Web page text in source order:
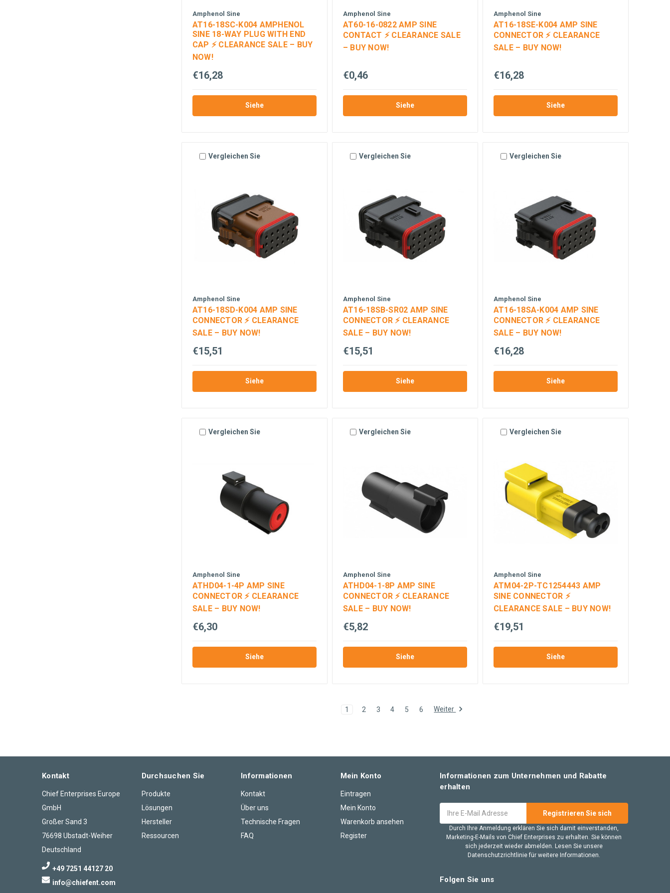
Amphenol Sine
AT16-18SC-K004 AMPHENOL
SINE 18-WAY PLUG WITH END
CAP ⚡ CLEARANCE SALE – BUY
NOW!
€16,28
Siehe
Amphenol Sine
AT60-16-0822 AMP SINE
CONTACT ⚡ CLEARANCE SALE
– BUY NOW!
€0,46
Siehe
Amphenol Sine
AT16-18SE-K004 AMP SINE
CONNECTOR ⚡ CLEARANCE
SALE – BUY NOW!
€16,28
Siehe
Vergleichen Sie
Amphenol Sine
AT16-18SD-K004 AMP SINE
CONNECTOR ⚡ CLEARANCE
SALE – BUY NOW!
€15,51
Siehe
Vergleichen Sie
Amphenol Sine
AT16-18SB-SR02 AMP SINE
CONNECTOR ⚡ CLEARANCE
SALE – BUY NOW!
€15,51
Siehe
Vergleichen Sie
Amphenol Sine
AT16-18SA-K004 AMP SINE
CONNECTOR ⚡ CLEARANCE
SALE – BUY NOW!
€16,28
Siehe
Vergleichen Sie
Amphenol Sine
ATHD04-1-4P AMP SINE
CONNECTOR ⚡ CLEARANCE
SALE – BUY NOW!
€6,30
Siehe
Vergleichen Sie
Amphenol Sine
ATHD04-1-8P AMP SINE
CONNECTOR ⚡ CLEARANCE
SALE – BUY NOW!
€5,82
Siehe
Vergleichen Sie
Amphenol Sine
ATM04-2P-TC1254443 AMP
SINE CONNECTOR ⚡
CLEARANCE SALE – BUY NOW!
€19,51
Siehe
1 2 3 4 5 6 Weiter
Kontakt
Chief Enterprises Europe
GmbH
Großer Sand 3
76698 Ubstadt-Weiher
Deutschland
+49 7251 44127 20
info@chiefent.com
Durchsuchen Sie
Produkte
Lösungen
Hersteller
Ressourcen
Informationen
Kontakt
Über uns
Technische Fragen
FAQ
Mein Konto
Eintragen
Mein Konto
Warenkorb ansehen
Register
Informationen zum Unternehmen und Rabatte
erhalten
Mail
Adresse
Durch Ihre Anmeldung erklären Sie sich damit einverstanden,
Marketing-E-Mails von Chief Enterprises zu erhalten. Sie können
sich jederzeit wieder abmelden. Lesen Sie unsere
Datenschutzrichtlinie für weitere Informationen.
Folgen Sie uns